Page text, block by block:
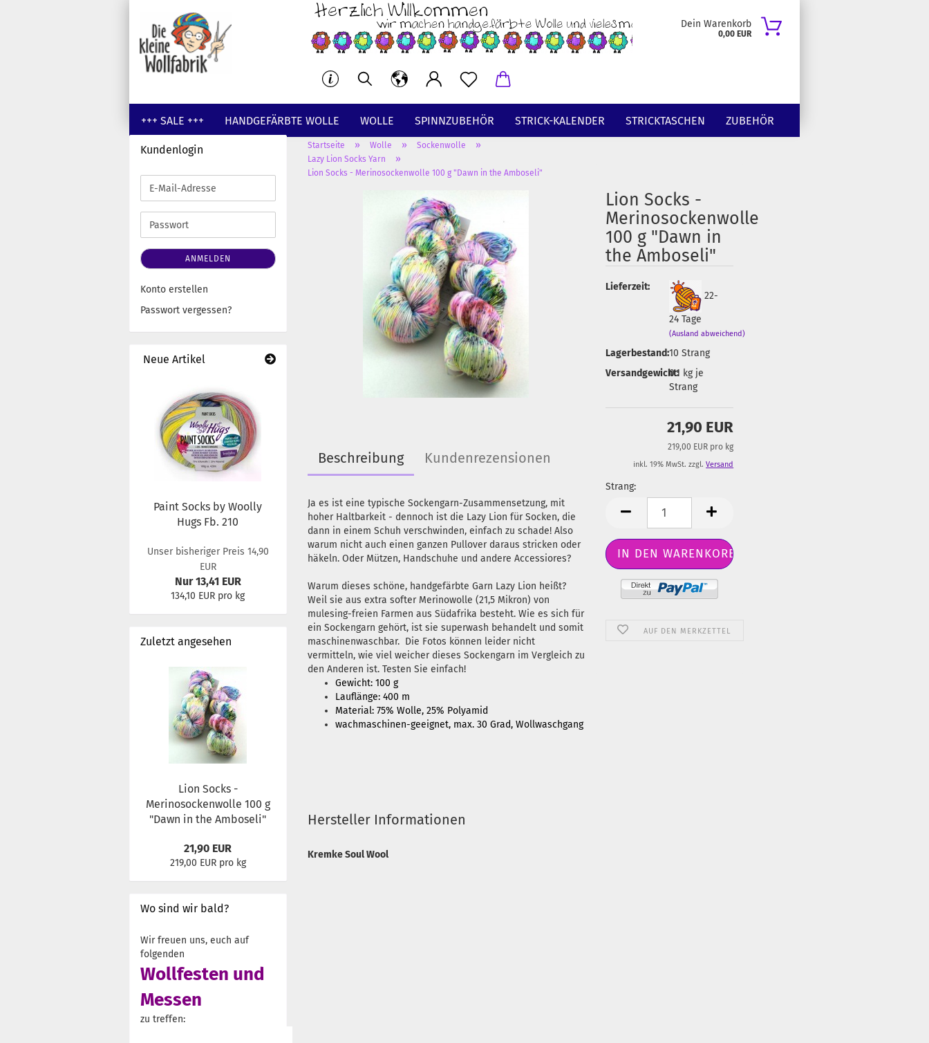
Dein Warenkorb
0,00 EUR
+++ SALE +++ HANDGEFÄRBTE WOLLE WOLLE SPINNZUBEHÖR STRICK-KALENDER STRICKTASCHEN ZUBEHÖR
GUTSCHEINE WOLLE UNGEFÄRBT
Startseite » Wolle » Sockenwolle »
Lazy Lion Socks Yarn »
Lion Socks - Merinosockenwolle 100 g "Dawn in the Amboseli"
Lion Socks -
Merinosockenwolle
100 g "Dawn in
the Amboseli"
Lieferzeit:
22-
24 Tage
(Ausland abweichend)
Lagerbestand:10 Strang
Versandgewicht:
0.1 kg je
Strang
21,90 EUR
219,00 EUR pro kg
inkl. 19% MwSt. zzgl.Versand
Strang:
Strang
AUF DEN MERKZETTEL
Beschreibung Kundenrezensionen
Ja es ist eine typische Sockengarn-Zusammensetzung, mit
hoher Haltbarkeit - dennoch ist die Lazy Lion für Socken, die
dann in einem Schuh verschwinden, einfach zu schade! Also
warum nicht auch einen ganzen Pullover daraus stricken oder
häkeln. Oder Mützen, Handschuhe und andere Accessiores?
Warum dieses schöne, handgefärbte Garn Lazy Lion heißt?
Weil sie aus extra softer Merinowolle (21,5 Mikron) von
mulesing-freien Farmen aus Südafrika besteht. Wie es sich für
ein Sockengarn gehört, ist sie superwash behandelt und somit
maschinenwaschbar. Die Fotos können leider nicht
vermitteln, wie viel weicher dieses Sockengarn im Vergleich zu
den Anderen ist. Testen Sie einfach!
Gewicht: 100 g
Lauflänge: 400 m
Material: 75% Wolle, 25% Polyamid
wachmaschinen-geeignet, max. 30 Grad, Wollwaschgang
Hersteller Informationen
Kremke Soul Wool
Kundenlogin
E-
Mail-
Adresse
Passwort
ANMELDEN
Konto erstellen
Passwort vergessen?
Neue Artikel
Paint Socks by Woolly
Hugs Fb. 210
Unser bisheriger Preis 14,90
EUR
Nur 13,41 EUR
134,10 EUR pro kg
Zuletzt angesehen
Lion Socks -
Merinosockenwolle 100 g
"Dawn in the Amboseli"
21,90 EUR
219,00 EUR pro kg
Wo sind wir bald?
Wir freuen uns, euch auf
folgenden
Wollfesten und
Messen
zu treffen: